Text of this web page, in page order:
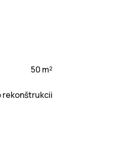
50 m²
rekonštrukcii